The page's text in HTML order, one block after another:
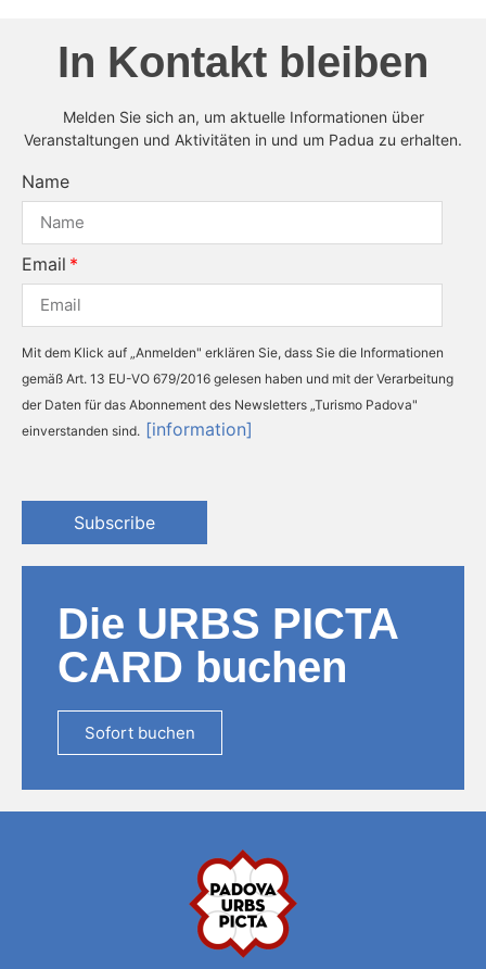
In Kontakt bleiben
Melden Sie sich an, um aktuelle Informationen über
Veranstaltungen und Aktivitäten in und um Padua zu erhalten.
Name
Email
Mit dem Klick auf „Anmelden" erklären Sie, dass Sie die Informationen
gemäß Art. 13 EU-VO 679/2016 gelesen haben und mit der Verarbeitung
der Daten für das Abonnement des Newsletters „Turismo Padova"
einverstanden sind. [information]
Subscribe
Die URBS PICTA
CARD buchen
Sofort buchen